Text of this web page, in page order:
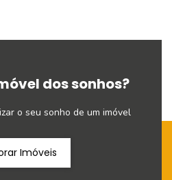
dos sonhos?
o seu sonho de um imóvel
Imóveis